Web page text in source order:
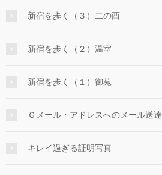
新宿を歩く（３）二の酉
新宿を歩く（２）温室
新宿を歩く（１）御苑
Ｇメール・アドレスへのメール送
キレイ過ぎる証明写真